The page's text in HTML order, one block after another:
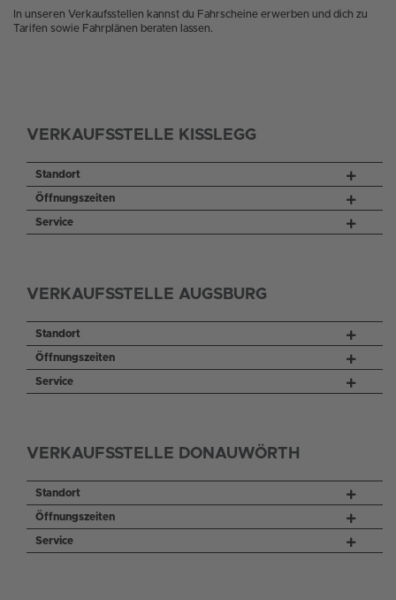
In unseren Verkaufsstellen kannst du Fahrscheine erwerben und dich zu
Tarifen sowie Fahrplänen beraten lassen.
VERKAUFSSTELLE KISSLEGG
Standort
Öffnungszeiten
Service
VERKAUFSSTELLE AUGSBURG
Standort
Öffnungszeiten
Service
VERKAUFSSTELLE DONAUWÖRTH
Standort
Öffnungszeiten
Service